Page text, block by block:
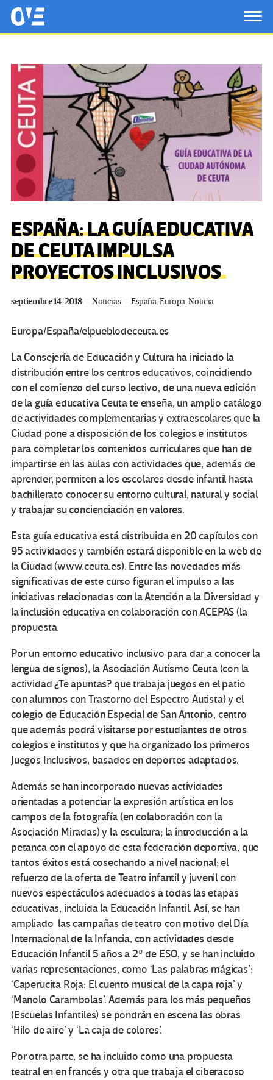
Saltar al contenido principal
OtrasVocesenEducacion.org
ESPAÑA: LA GUÍA EDUCATIVA
DE CEUTA IMPULSA
PROYECTOS INCLUSIVOS
septiembre 14, 2018 Noticias España,Europa,Noticia
Europa/España/elpueblodeceuta.es
La Consejería de Educación y Cultura ha iniciado la
distribución entre los centros educativos, coincidiendo
con el comienzo del curso lectivo, de una nueva edición
de la guía educativa Ceuta te enseña, un amplio catálogo
de actividades complementarias y extraescolares que la
Ciudad pone a disposición de los colegios e institutos
para completar los contenidos curriculares que han de
impartirse en las aulas con actividades que, además de
aprender, permiten a los escolares desde infantil hasta
bachillerato conocer su entorno cultural, natural y social
y trabajar su concienciación en valores.
Esta guía educativa está distribuida en 20 capítulos con
95 actividades y también estará disponible en la web de
la Ciudad (www.ceuta.es). Entre las novedades más
significativas de este curso figuran el impulso a las
iniciativas relacionadas con la Atención a la Diversidad y
la inclusión educativa en colaboración con ACEPAS (la
propuesta.
Por un entorno educativo inclusivo para dar a conocer la
lengua de signos), la Asociación Autismo Ceuta (con la
actividad ¿Te apuntas? que trabaja juegos en el patio
con alumnos con Trastorno del Espectro Autista) y el
colegio de Educación Especial de San Antonio, centro
que además podrá visitarse por estudiantes de otros
colegios e institutos y que ha organizado los primeros
Juegos Inclusivos, basados en deportes adaptados.
Además se han incorporado nuevas actividades
orientadas a potenciar la expresión artística en los
campos de la fotografía (en colaboración con la
Asociación Miradas) y la escultura; la introducción a la
petanca con el apoyo de esta federación deportiva, que
tantos éxitos está cosechando a nivel nacional; el
refuerzo de la oferta de Teatro infantil y juvenil con
nuevos espectáculos adecuados a todas las etapas
educativas, incluida la Educación Infantil. Así, se han
ampliado las campañas de teatro con motivo del Día
Internacional de la Infancia, con actividades desde
Educación Infantil 5 años a 2º de ESO, y se han incluido
varias representaciones, como ‘Las palabras mágicas’;
‘Caperucita Roja: El cuento musical de la capa roja’ y
‘Manolo Carambolas’. Además para los más pequeños
(Escuelas Infantiles) se pondrán en escena las obras
‘Hilo de aire’ y ‘La caja de colores’.
Por otra parte, se ha incluido como una propuesta
teatral en en francés y otra que trabaja el ciberacoso